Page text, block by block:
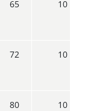
65 10
72 10
80 10